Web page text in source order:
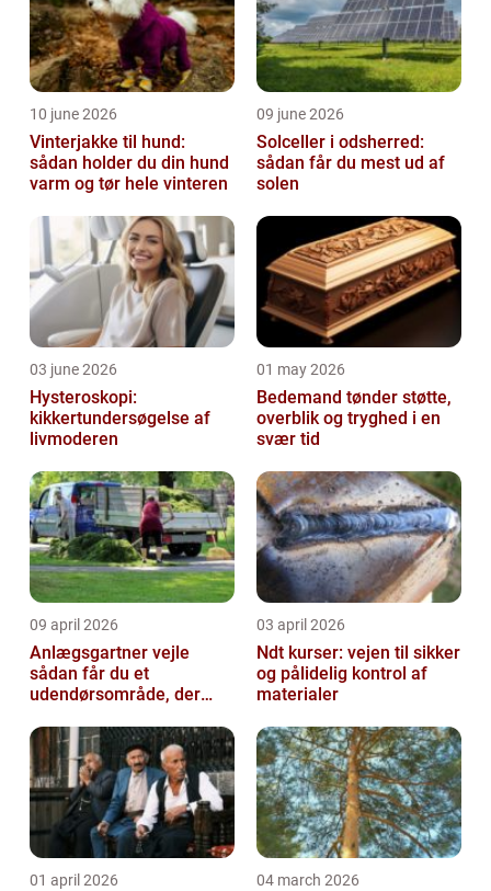
10 june 2026
Vinterjakke til hund:
sådan holder du din hund
varm og tør hele vinteren
09 june 2026
Solceller i odsherred:
sådan får du mest ud af
solen
03 june 2026
Hysteroskopi:
kikkertundersøgelse af
livmoderen
01 may 2026
Bedemand tønder støtte,
overblik og tryghed i en
svær tid
09 april 2026
Anlægsgartner vejle
sådan får du et
udendørsområde, der
03 april 2026
Ndt kurser: vejen til sikker
og pålidelig kontrol af
materialer
01 april 2026 04 march 2026